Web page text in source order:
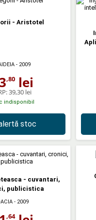
- Aristotel
- 2009
,80 lei
39,30 lei
indisponibil
stoc
- cuvantari,
publicistica
- 2009
,64